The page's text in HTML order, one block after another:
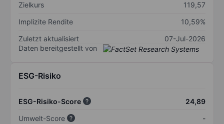
Zielkurs
119,57
Implizite Rendite
10,59%
Zuletzt aktualisiert
07-Jul-2026
Daten bereitgestellt von
ESG-Risiko
ESG-Risiko-Score
24,89
Umwelt-Score
-